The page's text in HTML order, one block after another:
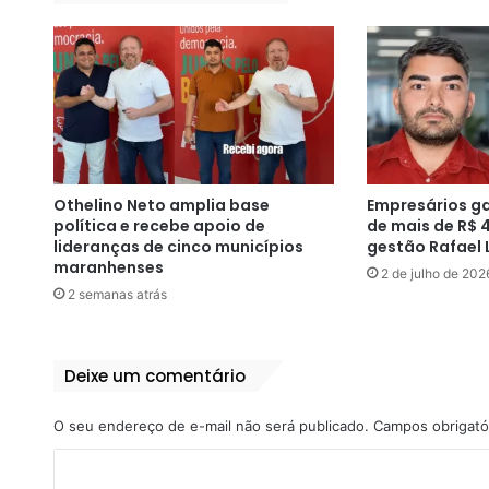
Othelino Neto amplia base
política e recebe apoio de
lideranças de cinco municípios
maranhenses
2 semanas atrás
Empresários
de mais de R$
gestão Rafael
2 de julho de
Deixe um comentário
O seu endereço de e-mail não será publicado. Campos